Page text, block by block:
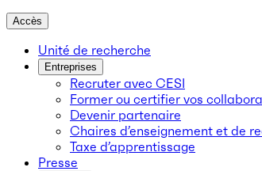
Accès
Unité de recherche
Entreprises
Recruter avec CESI
Former ou certifier vos
Devenir partenaire
Chaires d’enseignement et de
Taxe d’apprentissage
Presse